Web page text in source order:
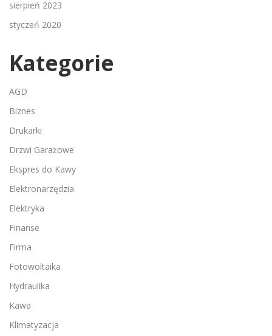
sierpień 2023
styczeń 2020
Kategorie
AGD
Biznes
Drukarki
Drzwi Garażowe
Ekspres do Kawy
Elektronarzędzia
Elektryka
Finanse
Firma
Fotowoltaika
Hydraulika
Kawa
Klimatyzacja